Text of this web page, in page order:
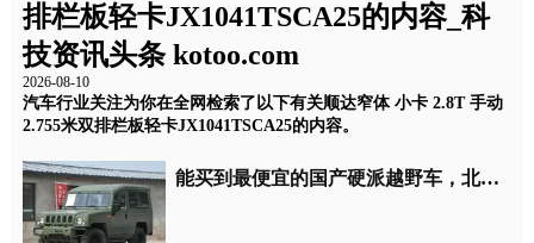
排栏板轻卡JX1041TSCA25的内容_科
技资讯头条 kotoo.com
2026-08-10
汽车行业关注为你在全网检索了以下有关顺达窄体 小卡 2.8T 手动
2.755米双排栏板轻卡JX1041TSCA25的内容。
能买到最便宜的国产硬派越野车，北汽制造勇士新车型上市